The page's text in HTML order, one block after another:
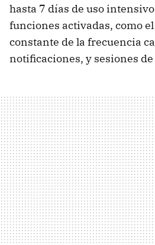
hasta 7 días de uso
funciones activadas, como
constante de la frecuencia
notificaciones, y sesiones